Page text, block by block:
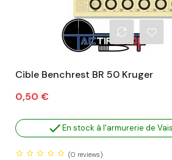
Cible Benchrest BR 50 Kruger
Prix
0,50 €
En stock à l'armurerie de
(0 reviews)